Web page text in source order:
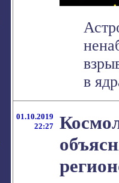
в
01.10.2019
22:27